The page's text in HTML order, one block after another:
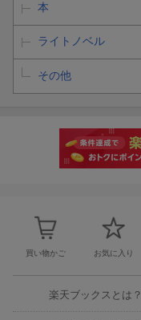
本
ライトノベル
その他
買い物かご お気に入り
楽天ブックスとは？